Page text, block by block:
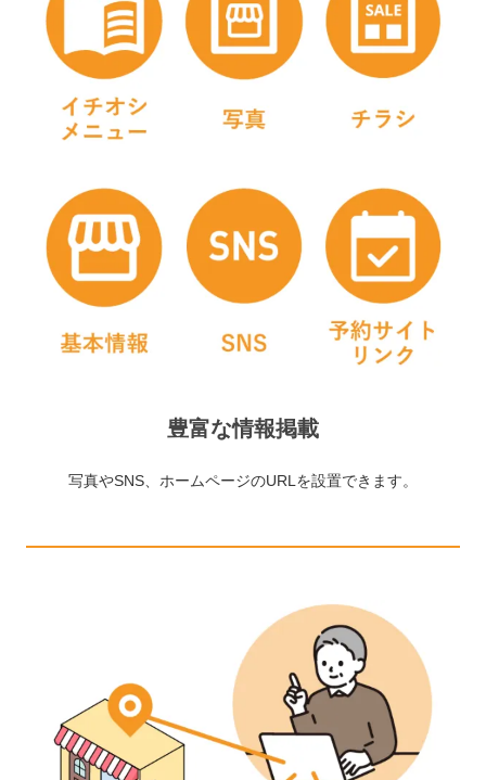
豊富な情報掲載
写真やSNS、ホームページのURLを設置できます。